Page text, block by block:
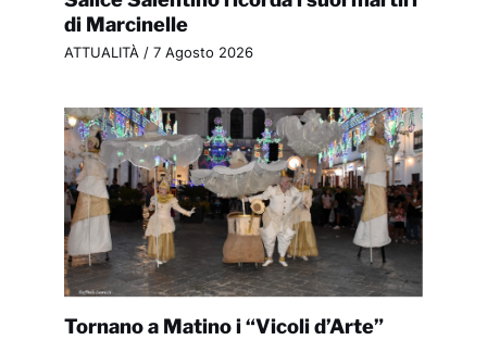
di Marcinelle
ATTUALITÀ/ 7 Agosto 2026
Tornano a Matino i “Vicoli d’Arte”